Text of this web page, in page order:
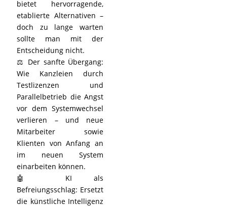
bietet hervorragende,
etablierte Alternativen –
doch zu lange warten
sollte man mit der
Entscheidung nicht.
⚖️ Der sanfte Übergang:
Wie Kanzleien durch
Testlizenzen und
Parallelbetrieb die Angst
vor dem Systemwechsel
verlieren – und neue
Mitarbeiter sowie
Klienten von Anfang an
im neuen System
einarbeiten können.
🤖 KI als
Befreiungsschlag: Ersetzt
die künstliche Intelligenz